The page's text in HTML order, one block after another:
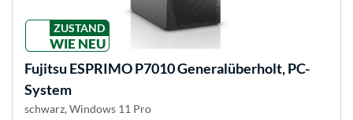
ZUSTAND
WIE NEU
Fujitsu ESPRIMO P7010 Generalüberholt, PC-
System
schwarz, Windows 11 Pro